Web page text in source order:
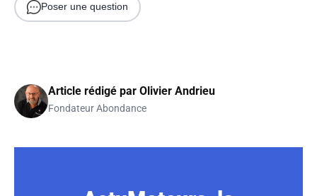
Poser une question
Article rédigé par Olivier Andrieu
Fondateur Abondance